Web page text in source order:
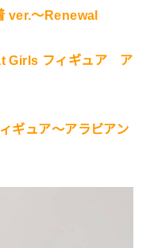
ver.～Renewal
Girls フィギュア ア
ュア～アラビアン